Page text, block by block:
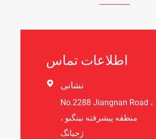
اطلاعات تماس
 نشانی
No.2288 Jiangnan Road ،
منطقه پیشرفته نینگبو ،
ژجیانگ